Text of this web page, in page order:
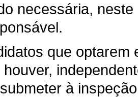
necessária,
que
à